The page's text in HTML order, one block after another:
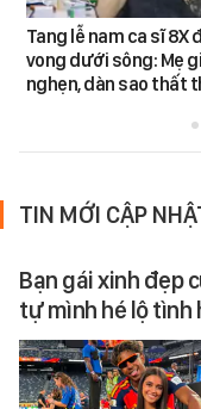
Tang lễ nam ca sĩ
vong dưới sông: Mẹ
nghẹn, dàn sao thất
TIN MỚI CẬP
Bạn gái xinh đẹp
tự mình hé lộ tình